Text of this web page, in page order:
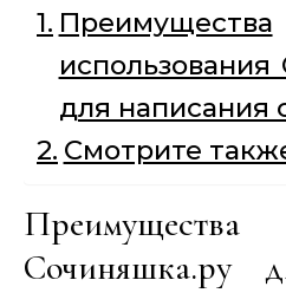
Преимущества
для написания
Смотрите
Преимущества
Сочиняшка.ру